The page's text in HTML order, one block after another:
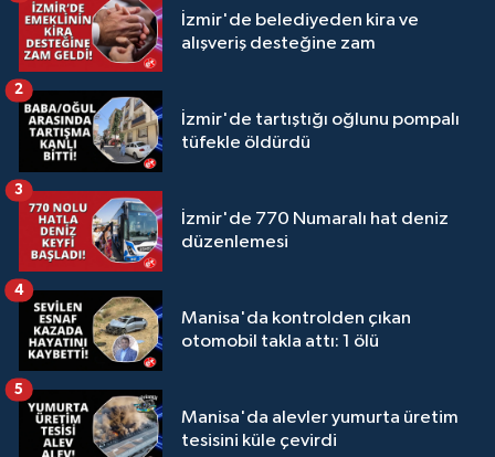
İzmir'de belediyeden kira ve
alışveriş desteğine zam
İzmir'de tartıştığı oğlunu pompalı
tüfekle öldürdü
2
İzmir'de 770 Numaralı hat deniz
düzenlemesi
3
Manisa'da kontrolden çıkan
otomobil takla attı: 1 ölü
4
Manisa'da alevler yumurta üretim
tesisini küle çevirdi
5